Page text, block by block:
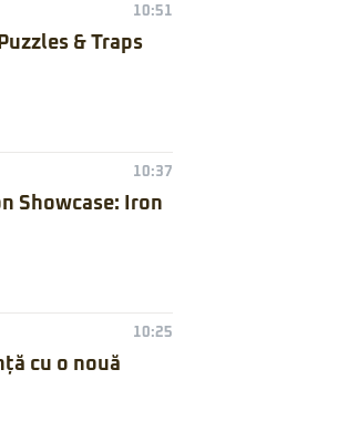
10:51
& Traps
10:37
Showcase: Iron
10:25
cu o nouă